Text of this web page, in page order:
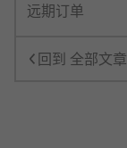
远期订单
回到 全部文章